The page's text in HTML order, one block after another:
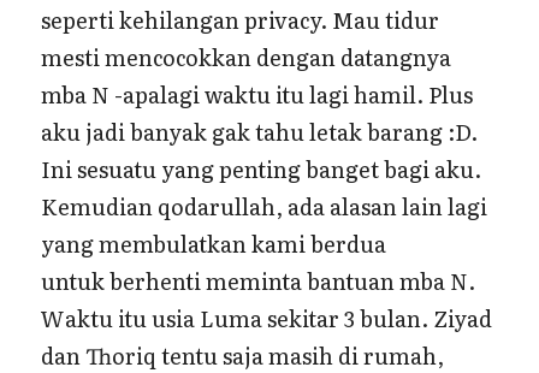
seperti kehilangan privacy. Mau tidur
mesti mencocokkan dengan datangnya
mba N -apalagi waktu itu lagi hamil. Plus
aku jadi banyak gak tahu letak barang :D.
Ini sesuatu yang penting banget bagi aku.
Kemudian qodarullah, ada alasan lain lagi
yang membulatkan kami berdua
untuk berhenti meminta bantuan mba N.
Waktu itu usia Luma sekitar 3 bulan. Ziyad
dan Thoriq tentu saja masih di rumah,